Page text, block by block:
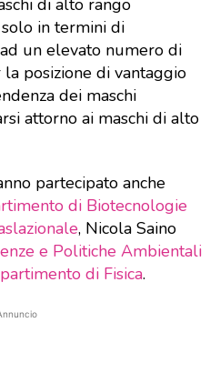
di alto rango
in termini di
un elevato numero di
posizione di vantaggio
dei maschi
attorno ai maschi di alto
partecipato anche
di Biotecnologie
, Nicola Saino
e Politiche Ambientali
di Fisica.